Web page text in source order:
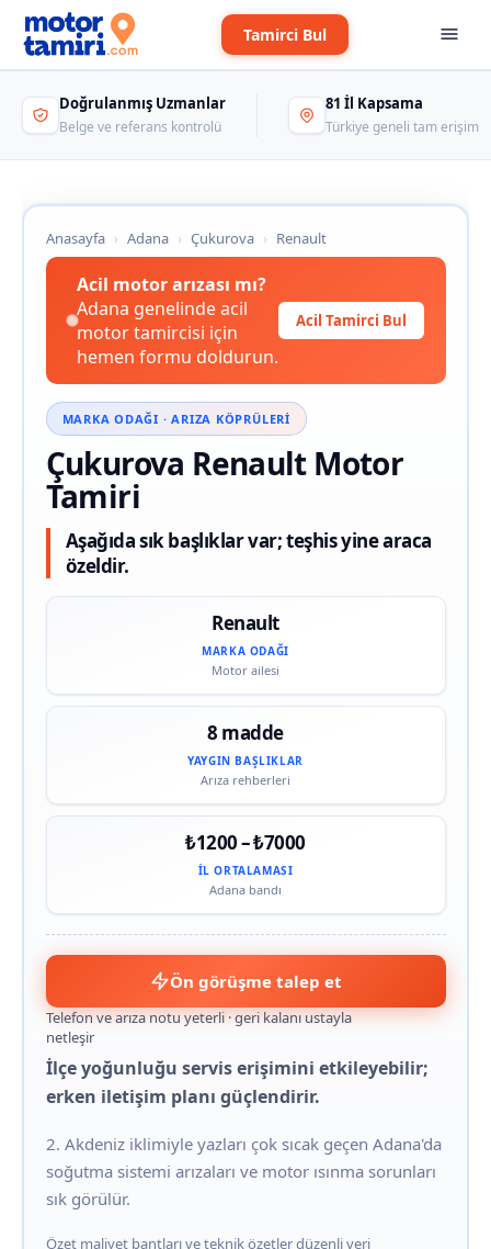
Tamirci Bul
Doğrulanmış Uzmanlar
Belge ve referans kontrolü
81 İl Kapsama
Türkiye geneli tam erişim
Anasayfa › Adana › Çukurova › Renault
Acil motor arızası mı?
Adana genelinde acil
motor tamircisi için
hemen formu doldurun.
Acil Tamirci Bul
MARKA ODAĞI · ARIZA KÖPRÜLERI
Çukurova Renault Motor
Tamiri
Aşağıda sık başlıklar var; teşhis yine araca
özeldir.
Renault
MARKA ODAĞI
Motor ailesi
8 madde
YAYGIN BAŞLIKLAR
Arıza rehberleri
₺1200 – ₺7000
İL ORTALAMASI
Adana bandı
Ön görüşme talep et
Telefon ve arıza notu yeterli · geri kalanı ustayla
netleşir
İlçe yoğunluğu servis erişimini etkileyebilir;
erken iletişim planı güçlendirir.
2. Akdeniz iklimiyle yazları çok sıcak geçen Adana'da
soğutma sistemi arızaları ve motor ısınma sorunları
sık görülür.
Özet maliyet bantları ve teknik özetler düzenli veri